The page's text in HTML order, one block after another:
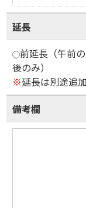
延長
前延長（午前の
後のみ）
※延長は別途追
備考欄